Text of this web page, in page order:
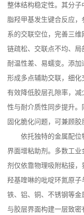
整体结构稳定性。其分
脂羟甲基发生键合反应
系的交联空位，完善三
链疏松、交联点不均、局
耐温性差、易蠕变。添加
形成多点辅助交联，细化
有效降低胶层孔隙率，
性与耐介质性同步提升
固化脆化问题，可兼顾胶
依托独特的金属配位
界面增粘助剂。多数工
剂仅依靠物理吸附粘接，
羟基喹啉的吡啶环氮原
铁、铝、铜、不锈钢等
与胶层界面构建一层致